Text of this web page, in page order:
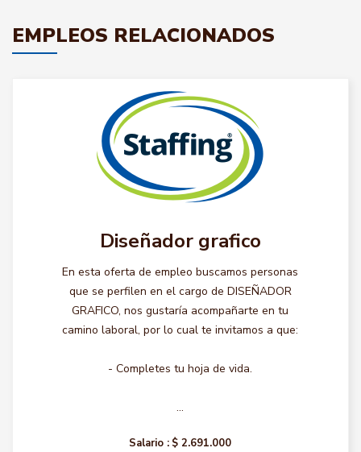
EMPLEOS RELACIONADOS
Diseñador grafico
En esta oferta de empleo buscamos personas
que se perfilen en el cargo de DISEÑADOR
GRAFICO, nos gustaría acompañarte en tu
camino laboral, por lo cual te invitamos a que:
- Completes tu hoja de vida.
...
Salario : $ 2.691.000